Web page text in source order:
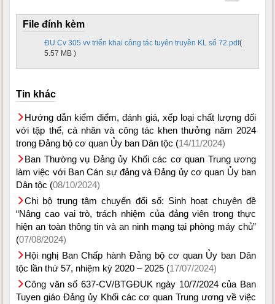
File đính kèm
ĐU Cv 305 vv triển khai công tác tuyên truyền KL số 72.pdf(
5.57 MB )
Tin khác
Hướng dẫn kiểm điểm, đánh giá, xếp loại chất lượng đối
với tập thể, cá nhân và công tác khen thưởng năm 2024
trong Đảng bộ cơ quan Ủy ban Dân tộc (14/11/2024)
Ban Thường vụ Đảng ủy Khối các cơ quan Trung ương
làm việc với Ban Cán sự đảng và Đảng ủy cơ quan Ủy ban
Dân tộc (08/10/2024)
Chi bộ trung tâm chuyển đổi số: Sinh hoạt chuyên đề
“Nâng cao vai trò, trách nhiệm của đảng viên trong thực
hiện an toàn thông tin và an ninh mạng tại phòng máy chủ”
(07/08/2024)
Hội nghị Ban Chấp hành Đảng bộ cơ quan Ủy ban Dân
tộc lần thứ 57, nhiệm kỳ 2020 – 2025 (17/07/2024)
Công văn số 637-CV/BTGĐUK ngày 10/7/2024 của Ban
Tuyen giáo Đảng ủy Khối các cơ quan Trung ương về việc